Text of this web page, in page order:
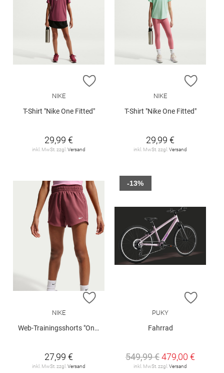
ZUR WUNSCHLISTE HINZUFÜGEN
NIKE
T-Shirt "Nike One Fitted"
29,99 €
inkl. MwSt. zzgl. Versand
ZUR
NIKE
T-Shirt "Nike One Fitted"
29,99 €
inkl. MwSt. zzgl. Versand
ZUR WUNSCHLISTE HINZUFÜGEN
NIKE
Web-Trainingsshorts "One Woven"
27,99 €
inkl. MwSt. zzgl. Versand
ZUR
PUKY
Fahrrad
549,99 €479,00 €
inkl. MwSt. zzgl. Versand
-13%